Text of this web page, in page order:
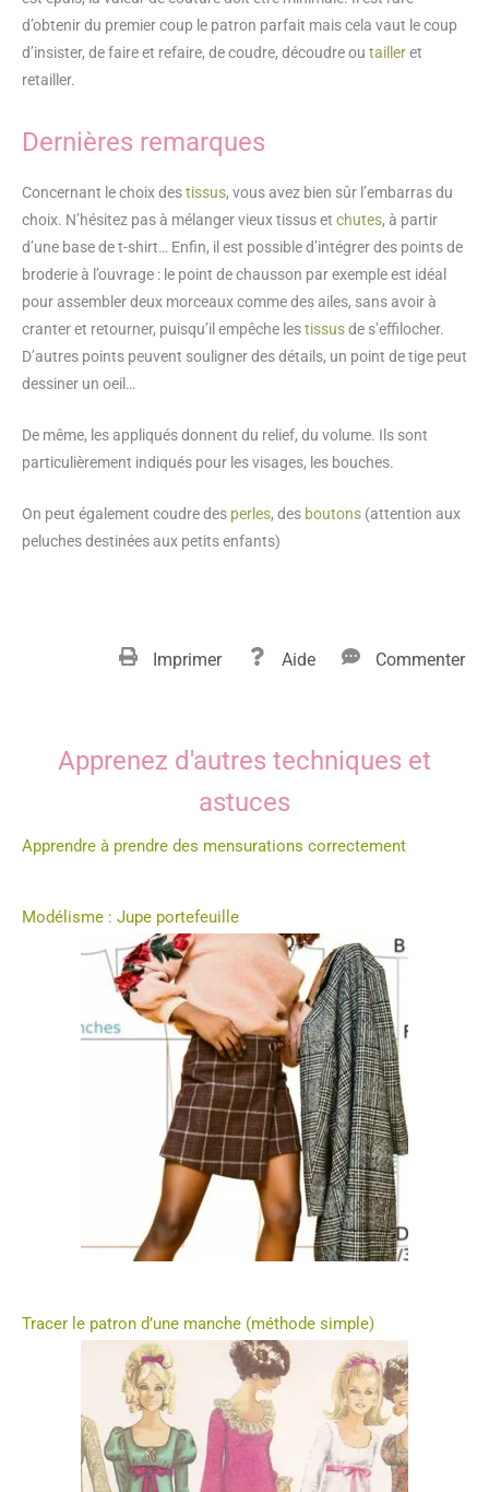
d’obtenir du premier coup le patron parfait mais cela vaut le coup
d’insister, de faire et refaire, de coudre, découdre ou tailleret
retailler.
Dernières remarques
Concernant le choix destissus, vous avez bien sûr l’embarras du
choix. N’hésitez pas à mélanger vieux tissus et chutes, à partir
d’une base de t-shirt… Enfin, il est possible d’intégrer des points de
broderie à l’ouvrage : le point de chausson par exemple est idéal
pour assembler deux morceaux comme des ailes, sans avoir à
cranter et retourner, puisqu’il empêche lestissusde s’effilocher.
D’autres points peuvent souligner des détails, un point de tige peut
dessiner un oeil…
De même, les appliqués donnent du relief, du volume. Ils sont
particulièrement indiqués pour les visages, les bouches.
On peut également coudre des perles, des boutons (attention aux
peluches destinées aux petits enfants)
Imprimer Aide Commenter
Apprenez d'autres techniques et
astuces
Apprendre à prendre des mensurations correctement
Modélisme : Jupe portefeuille
Tracer le patron d’une manche (méthode simple)